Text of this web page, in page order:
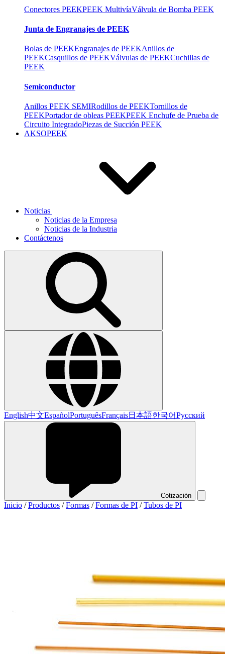
Conectores PEEKPEEK MultivíaVálvula de Bomba PEEK
Junta de Engranajes de PEEK
Bolas de PEEKEngranajes de PEEKAnillos de
PEEKCasquillos de PEEKVálvulas de PEEKCuchillas de
PEEK
Semiconductor
Anillos PEEK SEMIRodillos de PEEKTornillos de
PEEKPortador de obleas PEEKPEEK Enchufe de Prueba de
Circuito IntegradoPiezas de Succión PEEK
AKSOPEEK
Noticias
Noticias de la Empresa
Noticias de la Industria
Contáctenos
English中文EspañolPortuguêsFrançais日本語한국어Русский
Cotización
Inicio /Productos /Formas /Formas de PI /Tubos de PI